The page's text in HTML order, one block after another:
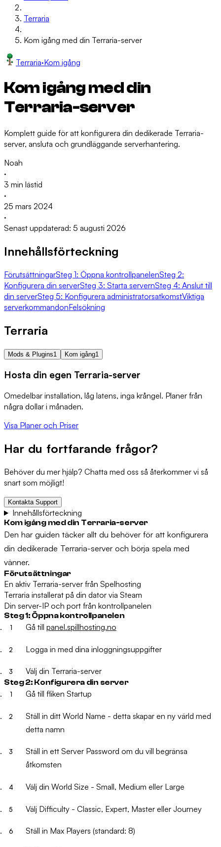
Terraria
Kom igång med din Terraria-server
Terraria·Kom igång
Kom igång med din
Terraria-server
Komplett guide för att konfigurera din dedikerade Terraria-
server, ansluta och grundläggande serverhantering.
Noah
·
3 min lästid
·
25 mars 2024
·
Senast uppdaterad: 5 augusti 2026
Innehållsförteckning
FörutsättningarSteg 1: Öppna kontrollpanelenSteg 2:
Konfigurera din serverSteg 3: Starta servernSteg 4: Anslut till
din serverSteg 5: Konfigurera administratorsatkomstViktiga
serverkommandonFelsökning
Terraria
Mods & Plugins1 Kom igång1
Hosta din egen Terraria-server
Omedelbar installation, låg latens, inga krångel. Planer från
några dollar i månaden.
Visa Planer och Priser
Har du fortfarande frågor?
Behöver du mer hjälp? Chatta med oss så återkommer vi så
snart som möjligt!
Kontakta Support
Innehållsförteckning
Kom igång med din Terraria-server
Den har guiden täcker allt du behöver för att konfigurera
din dedikerade Terraria-server och börja spela med
vänner.
Förutsättningar
En aktiv Terraria-server från Spelhosting
Terraria installerat på din dator via Steam
Din server-IP och port från kontrollpanelen
Steg 1: Öppna kontrollpanelen
Gå till panel.spillhosting.no
Logga in med dina inloggningsuppgifter
Välj din Terraria-server
Steg 2: Konfigurera din server
Gå till fliken Startup
Ställ in ditt World Name - detta skapar en ny värld med
detta namn
Ställ in ett Server Password om du vill begränsa
åtkomsten
Välj din World Size - Small, Medium eller Large
Välj Difficulty - Classic, Expert, Master eller Journey
Ställ in Max Players (standard: 8)